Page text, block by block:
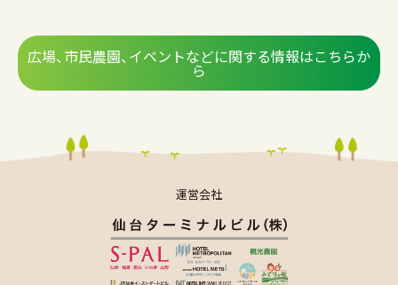
広場、市民農園、イベントなどに関する情報はこちらか
ら
運営会社